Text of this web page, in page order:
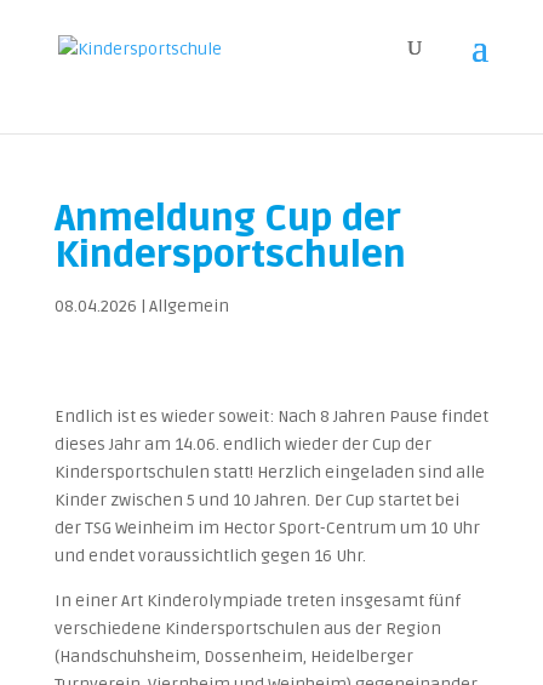
Anmeldung Cup der
Kindersportschulen
08.04.2026 | Allgemein
Endlich ist es wieder soweit: Nach 8 Jahren Pause findet
dieses Jahr am 14.06. endlich wieder der Cup der
Kindersportschulen statt! Herzlich eingeladen sind alle
Kinder zwischen 5 und 10 Jahren. Der Cup startet bei
der TSG Weinheim im Hector Sport-Centrum um 10 Uhr
und endet voraussichtlich gegen 16 Uhr.
In einer Art Kinderolympiade treten insgesamt fünf
verschiedene Kindersportschulen aus der Region
(Handschuhsheim, Dossenheim, Heidelberger